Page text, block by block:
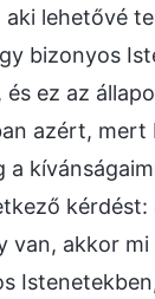
lehetővé
bizonyos
ez az
azért, mert
kérdést:
van, akkor